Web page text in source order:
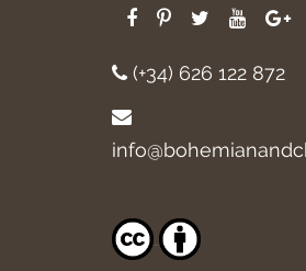
(+34) 626 122 872